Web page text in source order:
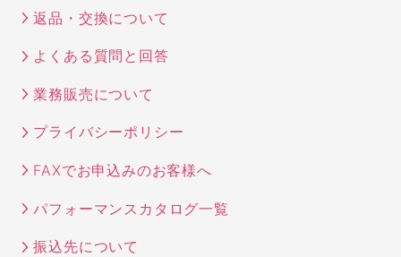
返品・交換について
よくある質問と回答
業務販売について
プライバシーポリシー
FAXでお申込みのお客様へ
パフォーマンスカタログ一覧
振込先について